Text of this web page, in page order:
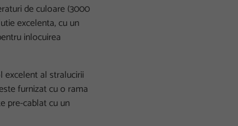
de culoare (3000
excelenta, cu un
inlocuirea
excelent al stralucirii
furnizat cu o rama
pre-cablat cu un